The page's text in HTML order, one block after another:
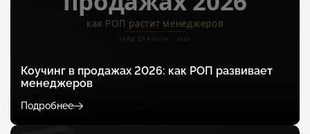
Коучинг в продажах 2026: как РОП развивает
менеджеров
Подробнее